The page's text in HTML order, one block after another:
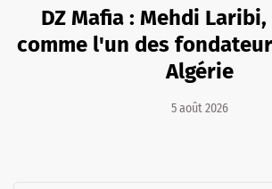
DZ Mafia : Mehdi
comme l'un des
Algérie
5 août 2026